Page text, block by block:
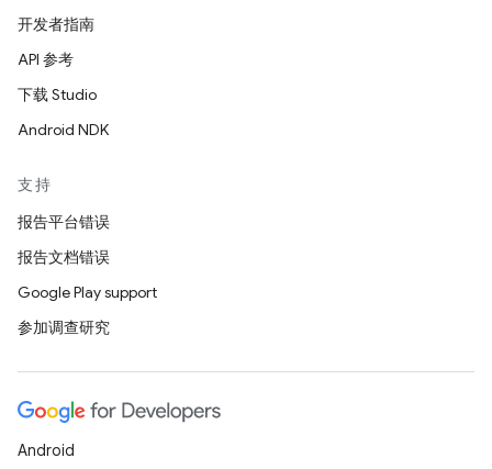
开发者指南
API 参考
下载 Studio
Android NDK
支持
报告平台错误
报告文档错误
Google Play support
参加调查研究
Android